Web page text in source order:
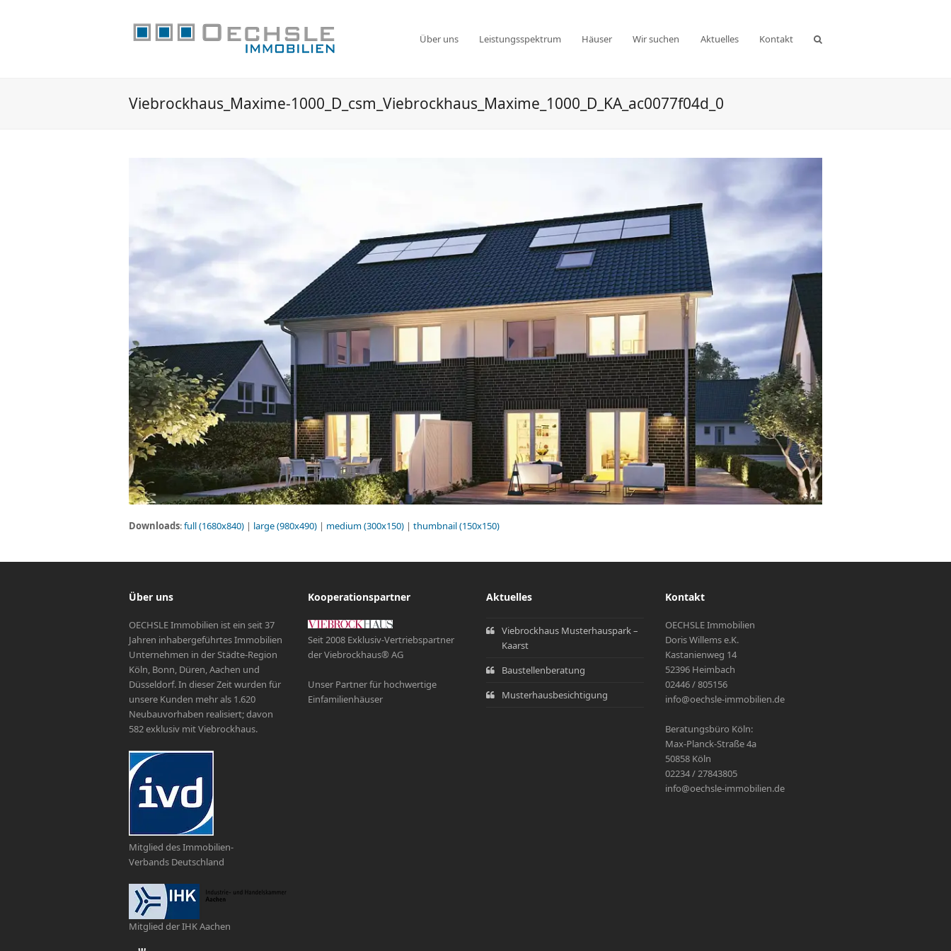
Über uns Leistungsspektrum Häuser Wir suchen Aktuelles Kontakt
Viebrockhaus_Maxime-1000_D_csm_Viebrockhaus_Maxime_1000_D_KA_ac0077f04d_0
Downloads:full (1680x840) | large (980x490) | medium (300x150) | thumbnail (150x150)
Über uns
OECHSLE Immobilien ist ein seit 37
Jahren inhabergeführtes Immobilien
Unternehmen in der Städte-Region
Köln, Bonn, Düren, Aachen und
Düsseldorf. In dieser Zeit wurden für
unsere Kunden mehr als 1.620
Neubauvorhaben realisiert; davon
582 exklusiv mit Viebrockhaus.
Mitglied des Immobilien-
Verbands Deutschland
Mitglied der IHK Aachen
Kooperationspartner
Seit 2008 Exklusiv-Vertriebspartner
der Viebrockhaus® AG
Unser Partner für hochwertige
Einfamilienhäuser
Aktuelles
Viebrockhaus Musterhauspark –
Kaarst
Baustellenberatung
Musterhausbesichtigung
Kontakt
OECHSLE Immobilien
Doris Willems e.K.
Kastanienweg 14
52396 Heimbach
02446 / 805156
info@oechsle-immobilien.de
Beratungsbüro Köln:
Max-Planck-Straße 4a
50858 Köln
02234 / 27843805
info@oechsle-immobilien.de